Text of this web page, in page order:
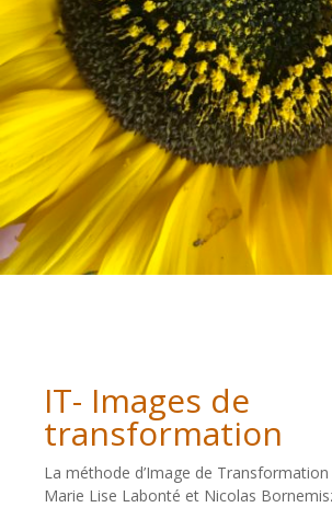
IT- Images de
transformation
La méthode d’Image de
Marie Lise Labonté et Nicolas